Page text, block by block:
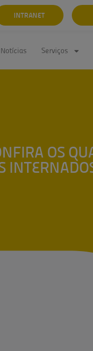
INTRANET
Notícias Serviços
OS